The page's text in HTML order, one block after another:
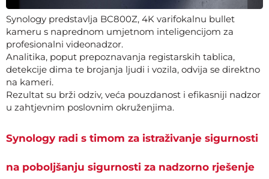
Synology predstavlja BC800Z, 4K varifokalnu bullet
kameru s naprednom umjetnom inteligencijom za
profesionalni videonadzor.
Analitika, poput prepoznavanja registarskih tablica,
detekcije dima te brojanja ljudi i vozila, odvija se direktno
na kameri.
Rezultat su brži odziv, veća pouzdanost i efikasniji nadzor
u zahtjevnim poslovnim okruženjima.
Synology radi s timom za istraživanje sigurnosti
na poboljšanju sigurnosti za nadzorno rješenje